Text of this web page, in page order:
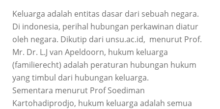
Keluarga adalah entitas dasar dari sebuah negara.
Di indonesia, perihal hubungan perkawinan diatur
oleh negara. Dikutip dari unsu.ac.id, menurut Prof.
Mr. Dr. L.J van Apeldoorn, hukum keluarga
(familierecht) adalah peraturan hubungan hukum
yang timbul dari hubungan keluarga.
Sementara menurut Prof Soediman
Kartohadiprodjo, hukum keluarga adalah semua